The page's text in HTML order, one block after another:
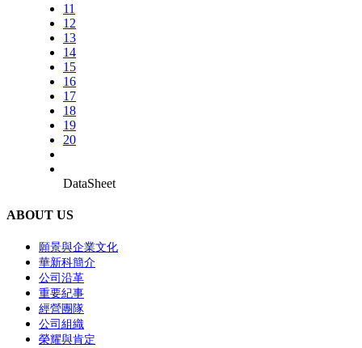
11
12
13
14
15
16
17
18
19
20
DataSheet
ABOUT US
願景與企業文化
華新科簡介
公司沿革
重要紀事
經營團隊
公司組織
榮耀與肯定